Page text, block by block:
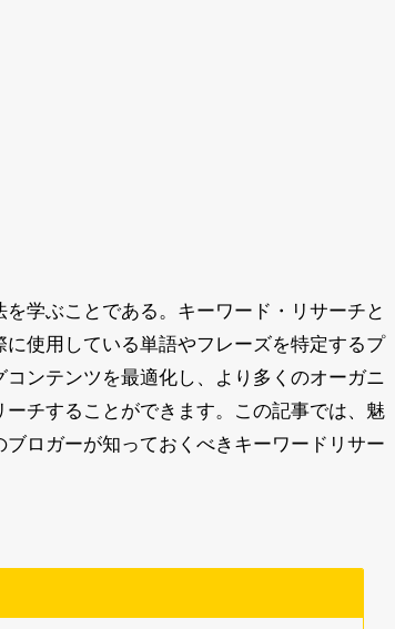
学ぶことである。キーワード・リサーチと
使用している単語やフレーズを特定するプ
ンテンツを最適化し、より多くのオーガニ
チすることができます。この記事では、魅
ロガーが知っておくべきキーワードリサー